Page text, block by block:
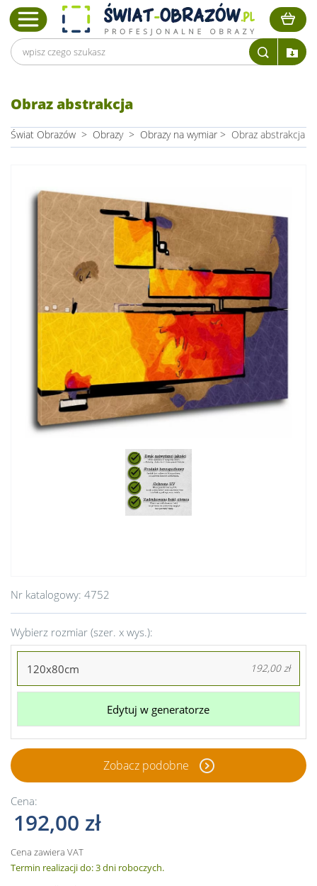
Obraz abstrakcja
Świat Obrazów > Obrazy > Obrazy na wymiar > Obraz abstrakcja
Nr katalogowy: 4752
Wybierz rozmiar (szer. x wys.):
120x80cm 192,00 zł
Edytuj w generatorze
Zobacz podobne
Cena:
192,00 zł
Cena zawiera VAT
Termin realizacji do: 3 dni roboczych.